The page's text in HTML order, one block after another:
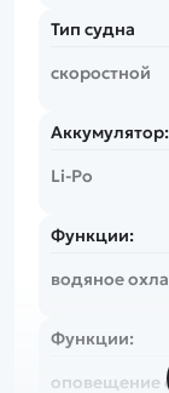
Тип судна
скоростной
Аккумулятор:
Li-Po
Функции:
водяное
Функции:
оповещение